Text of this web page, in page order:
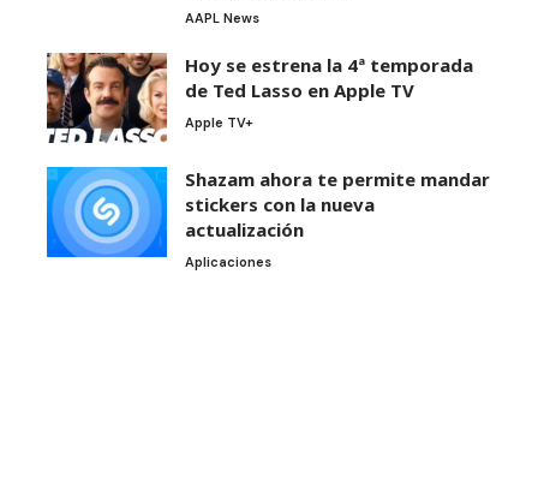
AAPL News
Hoy se estrena la 4ª temporada
de Ted Lasso en Apple TV
Apple TV+
Shazam ahora te permite mandar
stickers con la nueva
actualización
Aplicaciones